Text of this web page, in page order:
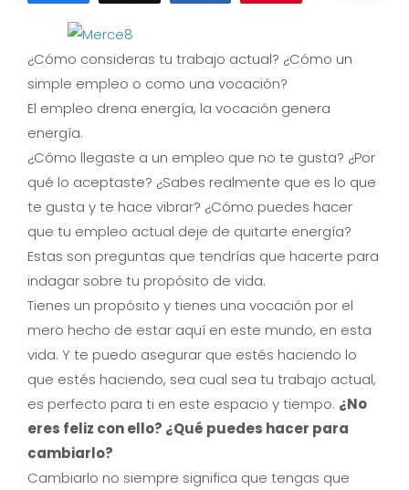
¿Cómo consideras tu trabajo actual? ¿Cómo un
simple empleo o como una vocación?
El empleo drena energía, la vocación genera
energía.
¿Cómo llegaste a un empleo que no te gusta? ¿Por
qué lo aceptaste? ¿Sabes realmente que es lo que
te gusta y te hace vibrar? ¿Cómo puedes hacer
que tu empleo actual deje de quitarte energía?
Estas son preguntas que tendrías que hacerte para
indagar sobre tu propósito de vida.
Tienes un propósito y tienes una vocación por el
mero hecho de estar aquí en este mundo, en esta
vida. Y te puedo asegurar que estés haciendo lo
que estés haciendo, sea cual sea tu trabajo actual,
es perfecto para ti en este espacio y tiempo. ¿No
eres feliz con ello? ¿Qué puedes hacer para
cambiarlo?
Cambiarlo no siempre significa que tengas que